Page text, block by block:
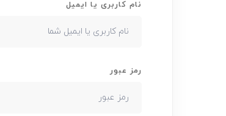
نام کاربری یا ایمیل
رمز عبور